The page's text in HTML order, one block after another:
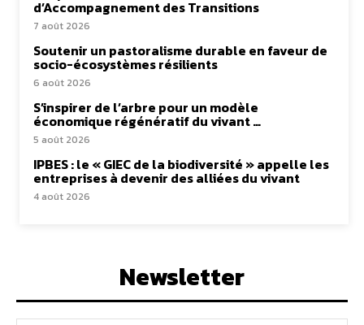
d’Accompagnement des Transitions
7 août 2026
Soutenir un pastoralisme durable en faveur de
socio-écosystèmes résilients
6 août 2026
S’inspirer de l’arbre pour un modèle
économique régénératif du vivant …
5 août 2026
IPBES : le « GIEC de la biodiversité » appelle les
entreprises à devenir des alliées du vivant
4 août 2026
Newsletter